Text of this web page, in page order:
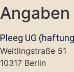
Angaben
Pleeg UG
Weitlingstraße 51
10317 Berlin